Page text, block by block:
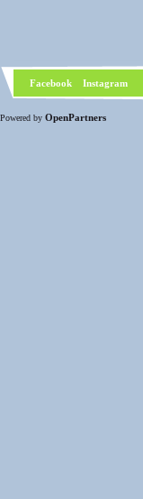
Facebook Instagram
Powered by OpenPartners